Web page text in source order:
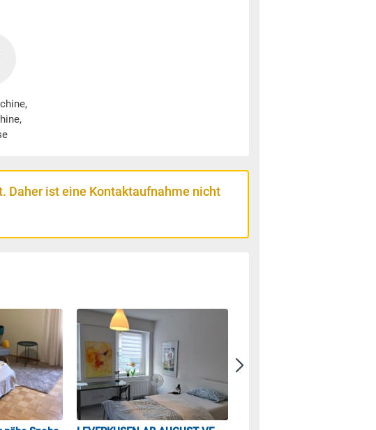
,
Daher ist eine Kontaktaufnahme nicht